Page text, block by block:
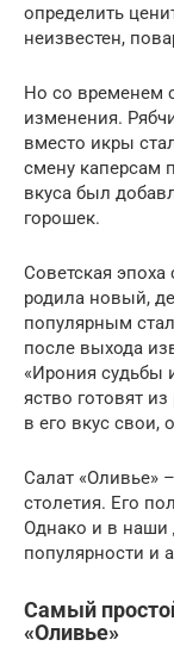
определить
неизвестен,
Но со временем
изменения.
вместо икры
смену каперсам
вкуса был
горошек.
Советская
родила новый,
популярным
после выхода
«Ирония судьбы
яство готовят
в его вкус свои,
Салат «Оливье»
столетия. Его
Однако и в наши
популярности и
Самый
«Оливье»